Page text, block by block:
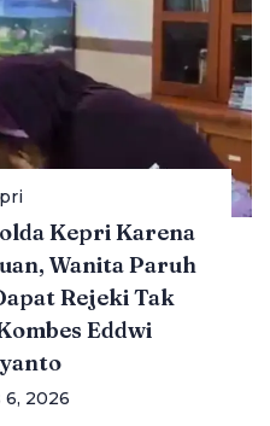
Kepri Karena
Wanita Paruh
Rejeki Tak
Eddwi
2026